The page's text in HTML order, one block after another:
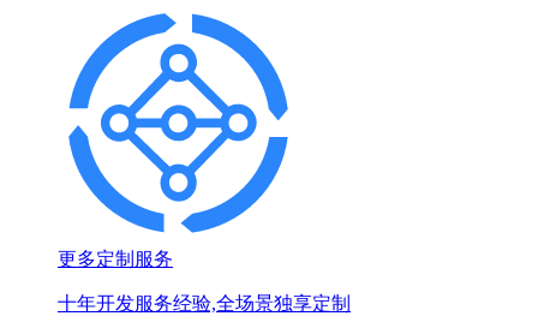
更多定制服务
十年开发服务经验,全场景独享定制